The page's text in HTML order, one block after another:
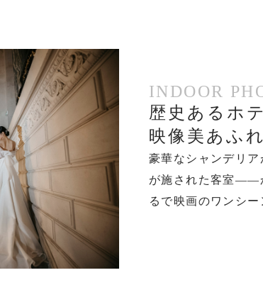
INDOOR
歴史あるホ
映像美あふ
豪華なシャンデリ
が施された客室――
るで映画のワンシ